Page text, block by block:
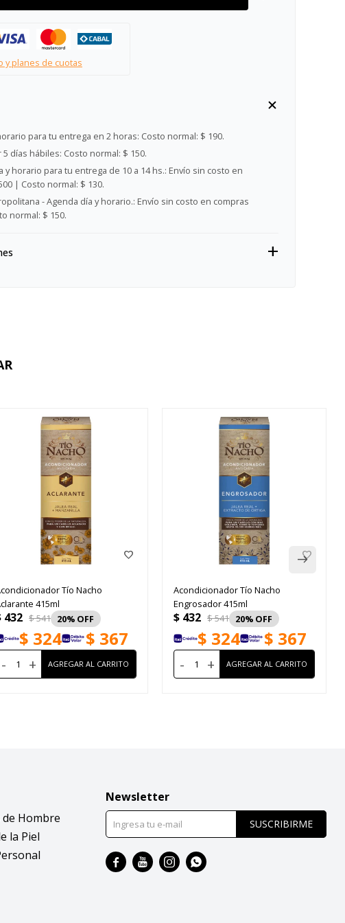
y planes de cuotas
para tu entrega en 2 horas: Costo normal: $ 190.
5 días hábiles: Costo normal: $ 150.
y horario para tu entrega de 10 a 14 hs.: Envío sin costo en
| Costo normal: $ 130.
- Agenda día y horario.: Envío sin costo en compras
normal: $ 150.
Tío Nacho
415ml
432 $541 20
$ 324 $ 367
- +
Acondicionador Tío Nacho
Engrosador 415ml
$ 432 $541 20
$ 324 $ 367
- +
Hombre
la Piel
Newsletter
SUSCRIBIRME
   